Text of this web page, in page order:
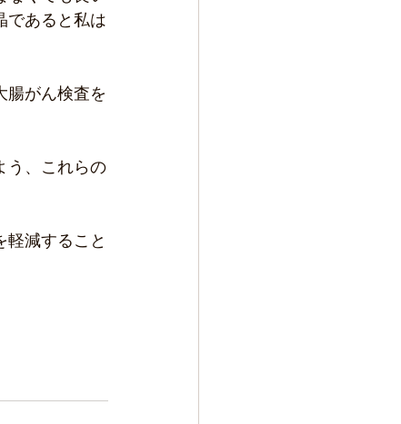
であると私は
腸がん検査を
う、これらの
減すること